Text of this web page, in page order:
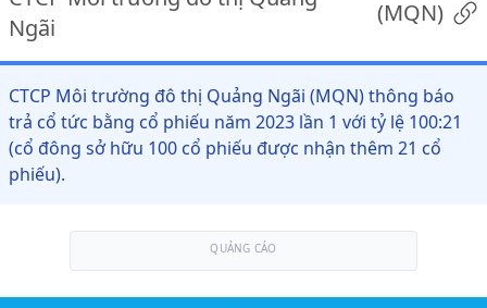
Ngãi
(MQN)
CTCP Môi trường đô thị Quảng Ngãi (MQN) thông báo
trả cổ tức bằng cổ phiếu năm 2023 lần 1 với tỷ lệ 100:21
(cổ đông sở hữu 100 cổ phiếu được nhận thêm 21 cổ
phiếu).
QUẢNG CÁO